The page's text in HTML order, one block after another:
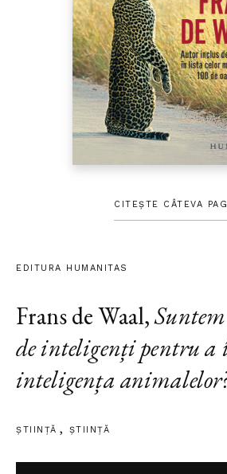
CITEȘTE CÂTEVA
EDITURA HUMANITAS
Frans de Waal,
de inteligenți pentru a
inteligența
ȘTIINŢĂ ŞTIINŢĂ